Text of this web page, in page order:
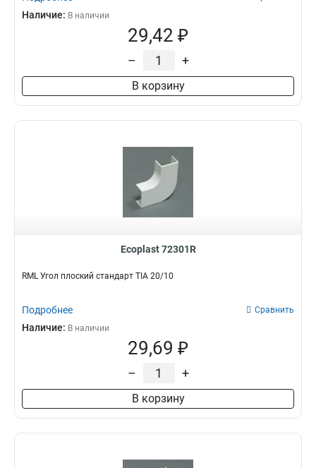
Наличие: В наличии
29,42 ₽
– +
В корзину
Ecoplast 72301R
RML Угол плоский стандарт TIA 20/10
Подробнее Сравнить
Наличие: В наличии
29,69 ₽
– +
В корзину